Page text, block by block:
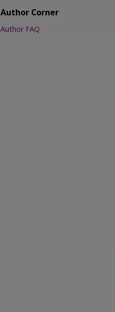
Author Corner
Author FAQ